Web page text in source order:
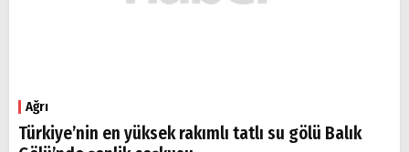
Ağrı
Türkiye’nin en yüksek rakımlı tatlı su gölü Balık